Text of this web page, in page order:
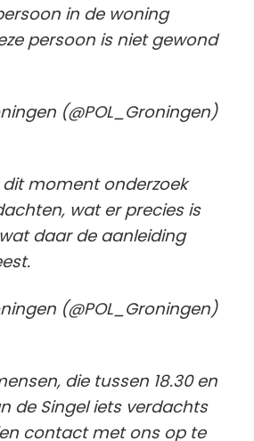
in de woning
persoon is niet gewond
(@POL_Groningen)
dit moment onderzoek
wat er precies is
daar de aanleiding
(@POL_Groningen)
die tussen 18.30 en
de Singel iets verdachts
contact met ons op te